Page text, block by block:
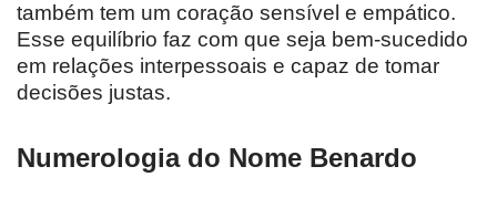
também tem um coração sensível e empático.
Esse equilíbrio faz com que seja bem-sucedido
em relações interpessoais e capaz de tomar
decisões justas.
Numerologia do Nome Benardo